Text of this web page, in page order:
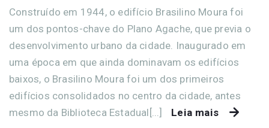
Construído em 1944, o edifício Brasilino Moura foi
um dos pontos-chave do Plano Agache, que previa o
desenvolvimento urbano da cidade. Inaugurado em
uma época em que ainda dominavam os edifícios
baixos, o Brasilino Moura foi um dos primeiros
edifícios consolidados no centro da cidade, antes
mesmo da Biblioteca Estadual[...]
Leia mais